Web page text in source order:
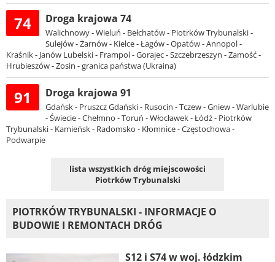
74 Droga krajowa 74
Walichnowy - Wieluń - Bełchatów - Piotrków Trybunalski -
Sulejów - Żarnów - Kielce - Łagów - Opatów - Annopol -
Kraśnik - Janów Lubelski - Frampol - Gorajec - Szczebrzeszyn - Zamość -
Hrubieszów - Zosin - granica państwa (Ukraina)
91 Droga krajowa 91
Gdańsk - Pruszcz Gdański - Rusocin - Tczew - Gniew - Warlubie
- Świecie - Chełmno - Toruń - Włocławek - Łódź - Piotrków
Trybunalski - Kamieńsk - Radomsko - Kłomnice - Częstochowa -
Podwarpie
lista wszystkich dróg miejscowości
Piotrków Trybunalski
PIOTRKÓW TRYBUNALSKI - INFORMACJE O
BUDOWIE I REMONTACH DRÓG
S12 i S74 w woj. łódzkim